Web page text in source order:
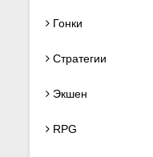
Гонки
Стратегии
Экшен
RPG